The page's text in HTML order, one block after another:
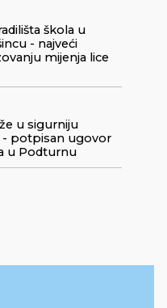
škola u
- najveći
mijenja lice
u sigurniju
potpisan ugovor
u Podturnu